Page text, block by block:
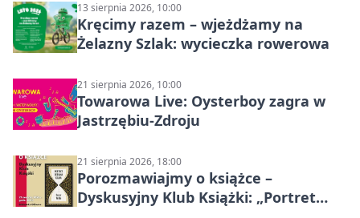
13 sierpnia 2026, 10:00
Kręcimy razem – wjeżdżamy na
Żelazny Szlak: wycieczka rowerowa
21 sierpnia 2026, 10:00
Towarowa Live: Oysterboy zagra w
Jastrzębiu-Zdroju
21 sierpnia 2026, 18:00
Porozmawiajmy o książce –
Dyskusyjny Klub Książki: „Portret